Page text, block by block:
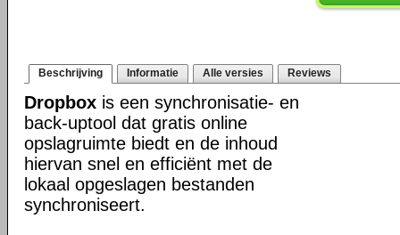
Beschrijving Informatie Alle versies Reviews
Dropbox is een synchronisatie- en
back-uptool dat gratis online
opslagruimte biedt en de inhoud
hiervan snel en efficiënt met de
lokaal opgeslagen bestanden
synchroniseert.